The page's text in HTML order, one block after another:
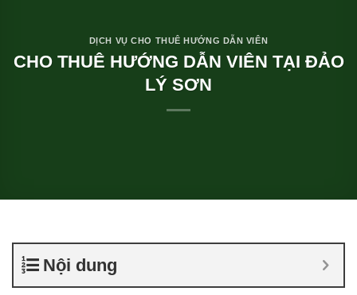
DỊCH VỤ CHO THUÊ HƯỚNG DẪN VIÊN
CHO THUÊ HƯỚNG DẪN VIÊN TẠI ĐẢO
LÝ SƠN
Nội dung